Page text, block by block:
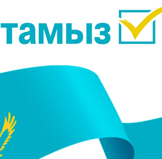
лагерь. Осының қасында (тағы бір -
доллар болды. Мысалы, біздің
қуаттап жүрдік.
да оларда жақсырақ болған
Оларда бағалары 90 мың
ол жақта 100 мың доллардан көп. Ең
алты оттегі баллоны
баллон болуы мүмкін", - деді